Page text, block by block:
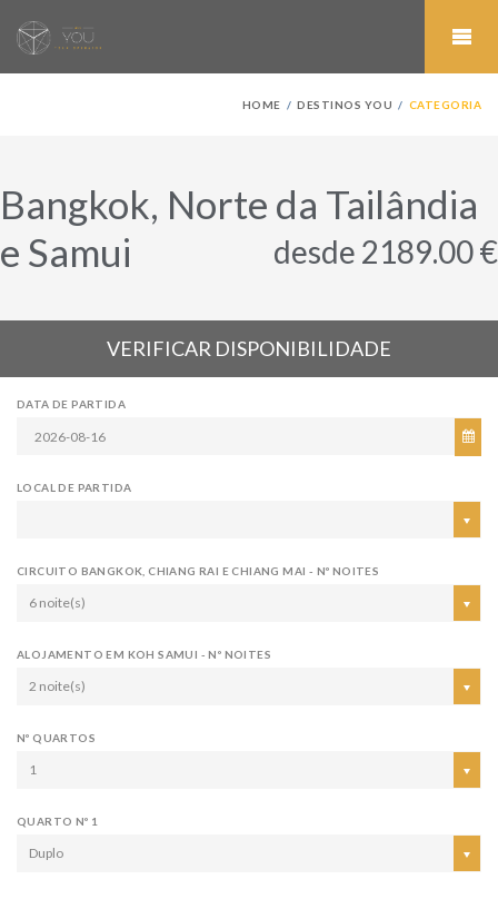
HOME DESTINOS YOU CATEGORIA
Bangkok, Norte da Tailândia
e Samui
desde 2189.00 €
VERIFICAR DISPONIBILIDADE
DATA DE PARTIDA
LOCAL DE PARTIDA
CIRCUITO BANGKOK, CHIANG RAI E CHIANG MAI - Nº NOITES
6 noite(s)
ALOJAMENTO EM KOH SAMUI - Nº NOITES
2 noite(s)
Nº QUARTOS
1
QUARTO Nº 1
Duplo